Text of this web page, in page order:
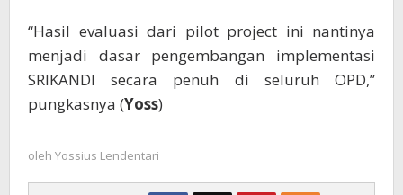
“Hasil evaluasi dari pilot project ini nantinya
menjadi dasar pengembangan implementasi
SRIKANDI secara penuh di seluruh OPD,”
pungkasnya (Yoss)
oleh Yossius Lendentari